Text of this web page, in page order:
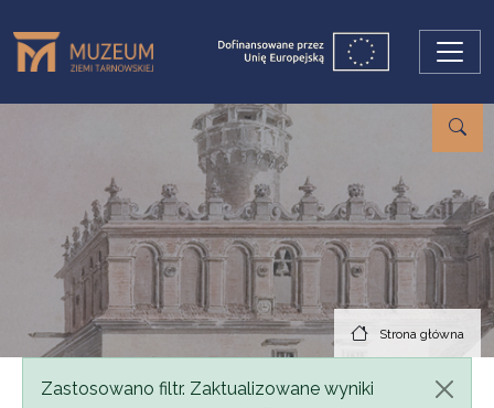
Strona główna
Komunikat
Zastosowano filtr. Zaktualizowane wyniki